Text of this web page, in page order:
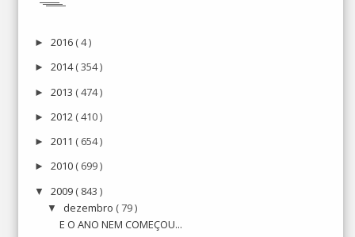
► 2016 ( 4 )
► 2014( 354 )
► 2013 ( 474 )
► 2012 ( 410 )
► 2011 ( 654 )
► 2010 ( 699 )
▼ 2009 ( 843 )
▼ dezembro ( 79 )
E O ANO NEM COMEÇOU...